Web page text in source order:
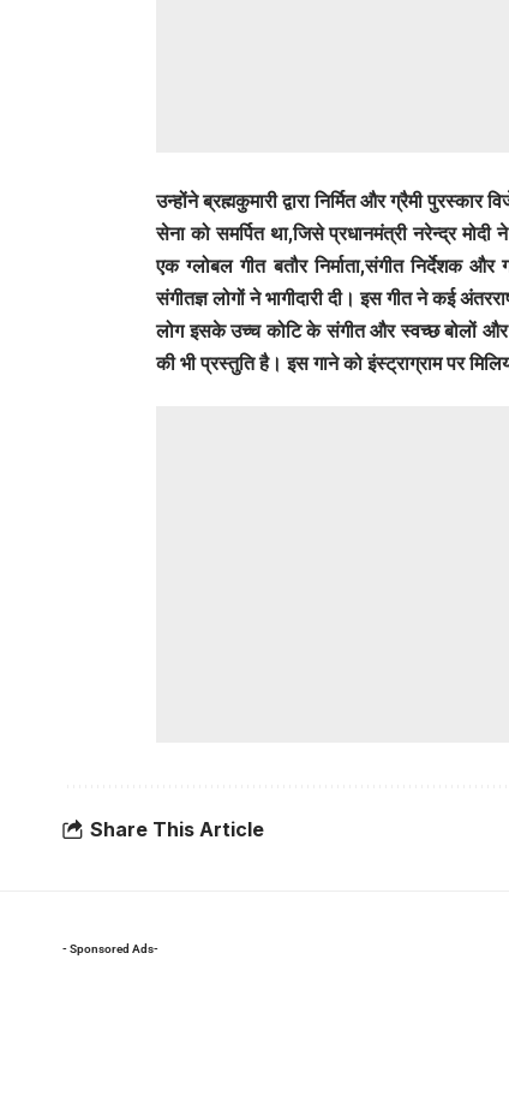
उन्होंने ब्रह्मकुमारी द्वारा निर्मित और ग्रैमी
सेना को समर्पित था,जिसे प्रधानमंत्री नरेन्द्र
एक ग्लोबल गीत बतौर निर्माता,संगीत निर्देशक
संगीतज्ञ लोगों ने भागीदारी दी। इस गीत ने कई
लोग इसके उच्च कोटि के संगीत और स्वच्छ बोलों और
की भी प्रस्तुति है। इस गाने को इंस्ट्राग्राम पर
Share This Article
- Sponsored Ads-